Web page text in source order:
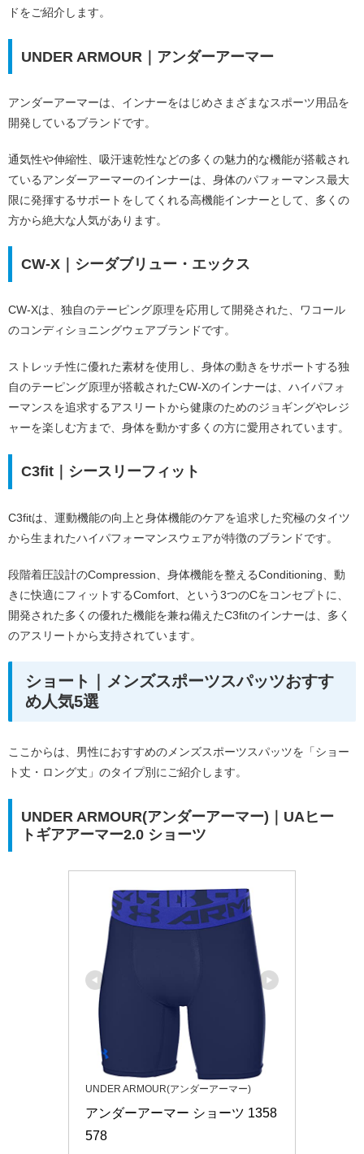
ドをご紹介します。
UNDER ARMOUR｜アンダーアーマー
アンダーアーマーは、インナーをはじめさまざまなスポーツ用品を
開発しているブランドです。
通気性や伸縮性、吸汗速乾性などの多くの魅力的な機能が搭載され
ているアンダーアーマーのインナーは、身体のパフォーマンス最大
限に発揮するサポートをしてくれる高機能インナーとして、多くの
方から絶大な人気があります。
CW-X｜シーダブリュー・エックス
CW-Xは、独自のテーピング原理を応用して開発された、ワコール
のコンディショニングウェアブランドです。
ストレッチ性に優れた素材を使用し、身体の動きをサポートする独
自のテーピング原理が搭載されたCW-Xのインナーは、ハイパフォ
ーマンスを追求するアスリートから健康のためのジョギングやレジ
ャーを楽しむ方まで、身体を動かす多くの方に愛用されています。
C3fit｜シースリーフィット
C3fitは、運動機能の向上と身体機能のケアを追求した究極のタイツ
から生まれたハイパフォーマンスウェアが特徴のブランドです。
段階着圧設計のCompression、身体機能を整えるConditioning、動
きに快適にフィットするComfort、という3つのCをコンセプトに、
開発された多くの優れた機能を兼ね備えたC3fitのインナーは、多く
のアスリートから支持されています。
ショート｜メンズスポーツスパッツおすす
め人気5選
ここからは、男性におすすめのメンズスポーツスパッツを「ショー
ト丈・ロング丈」のタイプ別にご紹介します。
UNDER ARMOUR(アンダーアーマー)｜UAヒー
トギアアーマー2.0 ショーツ
UNDER ARMOUR(アンダーアーマー)
アンダーアーマー ショーツ 1358
578